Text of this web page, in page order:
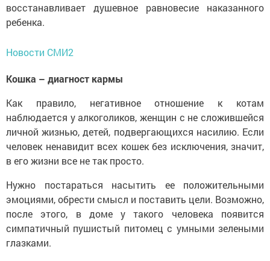
восстанавливает душевное равновесие наказанного
ребенка.
Новости СМИ2
Кошка – диагност кармы
Как правило, негативное отношение к котам
наблюдается у алкоголиков, женщин с не сложившейся
личной жизнью, детей, подвергающихся насилию. Если
человек ненавидит всех кошек без исключения, значит,
в его жизни все не так просто.
Нужно постараться насытить ее положительными
эмоциями, обрести смысл и поставить цели. Возможно,
после этого, в доме у такого человека появится
симпатичный пушистый питомец с умными зелеными
глазками.